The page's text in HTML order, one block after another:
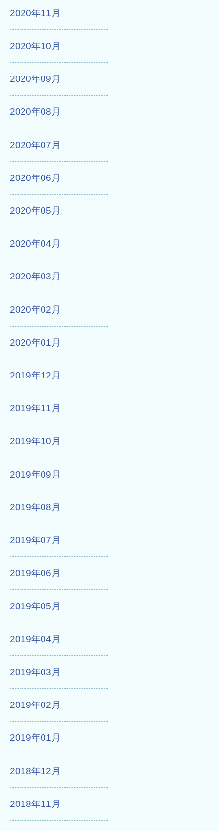
2020年11月
2020年10月
2020年09月
2020年08月
2020年07月
2020年06月
2020年05月
2020年04月
2020年03月
2020年02月
2020年01月
2019年12月
2019年11月
2019年10月
2019年09月
2019年08月
2019年07月
2019年06月
2019年05月
2019年04月
2019年03月
2019年02月
2019年01月
2018年12月
2018年11月